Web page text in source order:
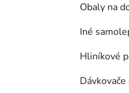
Obaly na
Iné
Hliníkové